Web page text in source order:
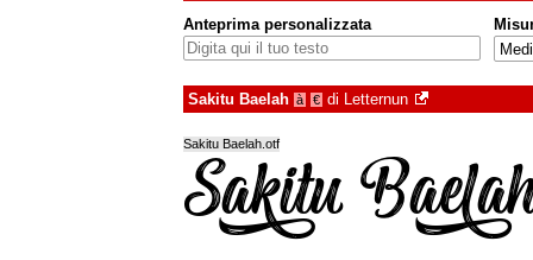
Anteprima personalizzata
Sakitu Baelah à € di Letternun
Sakitu Baelah.otf